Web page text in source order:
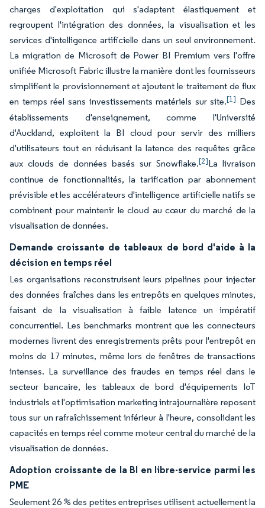
charges d'exploitation qui s'adaptent élastiquement et
regroupent l'intégration des données, la visualisation et les
services d'intelligence artificielle dans un seul environnement.
La migration de Microsoft de Power BI Premium vers l'offre
unifiée Microsoft Fabric illustre la manière dont les fournisseurs
simplifient le provisionnement et ajoutent le traitement de flux
en temps réel sans investissements matériels sur site.[1] Des
établissements d'enseignement, comme l'Université
d'Auckland, exploitent la BI cloud pour servir des milliers
d'utilisateurs tout en réduisant la latence des requêtes grâce
aux clouds de données basés sur Snowflake.[2]La livraison
continue de fonctionnalités, la tarification par abonnement
prévisible et les accélérateurs d'intelligence artificielle natifs se
combinent pour maintenir le cloud au cœur du marché de la
visualisation de données.
Demande croissante de tableaux de bord d'aide à la
décision en temps réel
Les organisations reconstruisent leurs pipelines pour injecter
des données fraîches dans les entrepôts en quelques minutes,
faisant de la visualisation à faible latence un impératif
concurrentiel. Les benchmarks montrent que les connecteurs
modernes livrent des enregistrements prêts pour l'entrepôt en
moins de 17 minutes, même lors de fenêtres de transactions
intenses. La surveillance des fraudes en temps réel dans le
secteur bancaire, les tableaux de bord d'équipements IoT
industriels et l'optimisation marketing intrajournalière reposent
tous sur un rafraîchissement inférieur à l'heure, consolidant les
capacités en temps réel comme moteur central du marché de la
visualisation de données.
Adoption croissante de la BI en libre-service parmi les
PME
Seulement 26 % des petites entreprises utilisent actuellement la